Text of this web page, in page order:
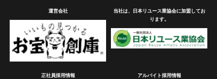
運営会社
当社は、日本リユース業協会に加盟してお
ります。
正社員採用情報 アルバイト採用情報